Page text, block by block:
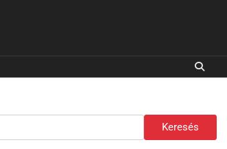
Keresés